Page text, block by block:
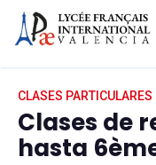
CLASES PARTICULARES
Clases de
hasta